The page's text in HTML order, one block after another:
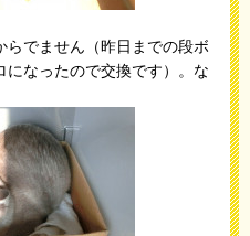
でません（昨日までの段ボ
になったので交換です）。な